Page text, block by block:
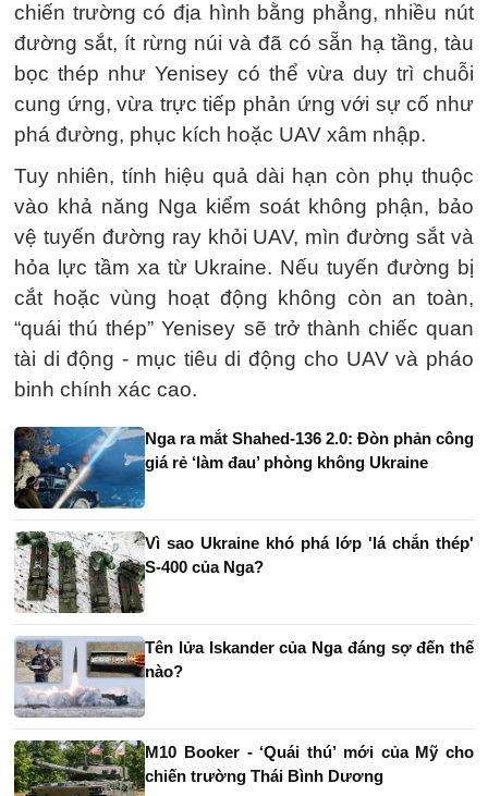
chiến trường có địa hình bằng phẳng, nhiều nút
đường sắt, ít rừng núi và đã có sẵn hạ tầng, tàu
bọc thép như Yenisey có thể vừa duy trì chuỗi
cung ứng, vừa trực tiếp phản ứng với sự cố như
phá đường, phục kích hoặc UAV xâm nhập.
Tuy nhiên, tính hiệu quả dài hạn còn phụ thuộc
vào khả năng Nga kiểm soát không phận, bảo
vệ tuyến đường ray khỏi UAV, mìn đường sắt và
hỏa lực tầm xa từ Ukraine. Nếu tuyến đường bị
cắt hoặc vùng hoạt động không còn an toàn,
“quái thú thép” Yenisey sẽ trở thành chiếc quan
tài di động - mục tiêu di động cho UAV và pháo
binh chính xác cao.
Nga ra mắt Shahed-136 2.0: Đòn phản công
giá rẻ ‘làm đau’ phòng không Ukraine
Vì sao Ukraine khó phá lớp 'lá chắn thép'
S-400 của Nga?
Tên lửa Iskander của Nga đáng sợ đến thế
nào?
M10 Booker - ‘Quái thú’ mới của Mỹ cho
chiến trường Thái Bình Dương